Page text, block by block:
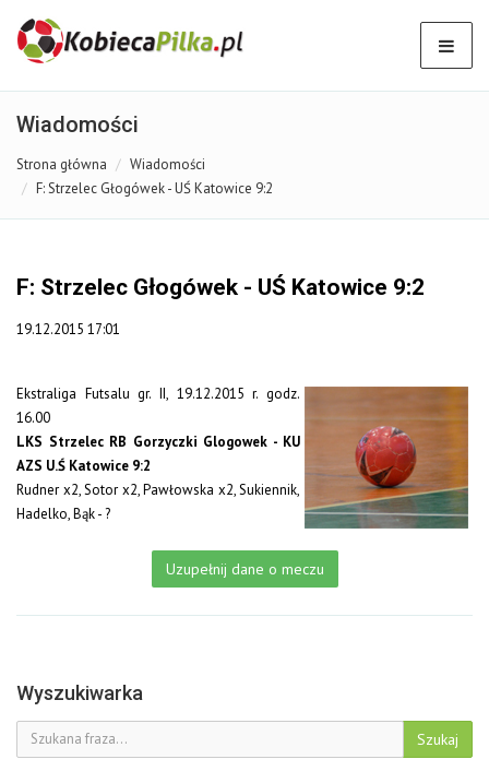
Wiadomości
Strona główna
Wiadomości
F: Strzelec Głogówek - UŚ Katowice 9:2
F: Strzelec Głogówek - UŚ Katowice 9:2
19.12.2015 17:01
Ekstraliga Futsalu gr. II, 19.12.2015 r. godz.
16.00
LKS Strzelec RB Gorzyczki Glogowek - KU
AZS U.Ś Katowice 9:2
Rudner x2, Sotor x2, Pawłowska x2, Sukiennik,
Hadelko, Bąk - ?
Uzupełnij dane o meczu
Wyszukiwarka
Szukaj